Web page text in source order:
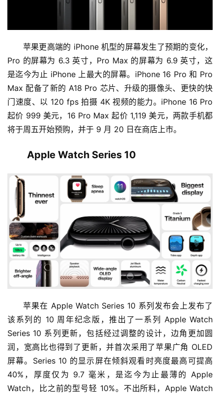
苹果更高端的 iPhone 机型的屏幕发生了预期的变化，
Pro 的屏幕为 6.3 英寸，Pro Max 的屏幕为 6.9 英寸，这
是迄今为止 iPhone 上最大的屏幕。iPhone 16 Pro 和 Pro
Max 配备了新的 A18 Pro 芯片、升级的摄像头、更快的快
门速度、以 120 fps 拍摄 4K 视频的能力。iPhone 16 Pro
起价 999 美元，16 Pro Max 起价 1,119 美元，两款手机都
将于周五开始预购，并于 9 月 20 日在商店上市。
Apple Watch Series 10
苹果在 Apple Watch Series 10 系列发布会上发布了
该系列的 10 周年纪念版，推出了一系列 Apple Watch
Series 10 系列更新，包括经过调整的设计，边角更加圆
润，宽高比也得到了更新，并首次采用了苹果广角 OLED
屏幕。Series 10 的显示屏在倾斜观看时亮度最高可提高
40%，厚度仅为 9.7 毫米，是迄今为止最薄的 Apple
Watch，比之前的型号轻 10%。不出所料，Apple Watch